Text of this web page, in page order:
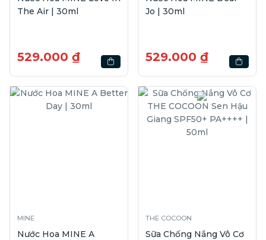
The Air | 30ml
529.000 ₫
Jo | 30ml
529.000 ₫
MINE
Nước Hoa MINE A
THE COCOON
Sữa Chống Nắng Vô Cơ